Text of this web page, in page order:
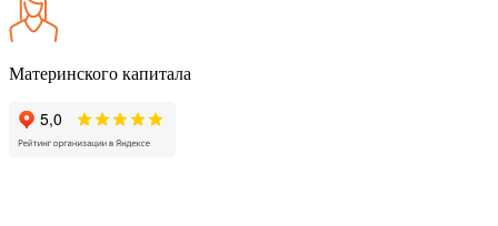
Материнского капитала